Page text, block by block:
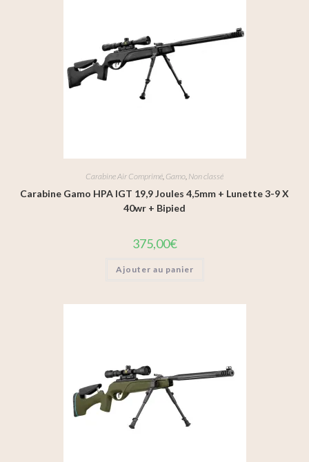
Carabine Air Comprimé, Gamo, Non classé
Carabine Gamo HPA IGT 19,9 Joules 4,5mm + Lunette 3-9 X
40wr + Bipied
375,00€
Ajouter au panier